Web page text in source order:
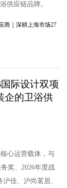
供应链品牌。
际设计双项
企的卫浴供
心运营载体，与
奖、2026年度战
佳、沪尚茗居、